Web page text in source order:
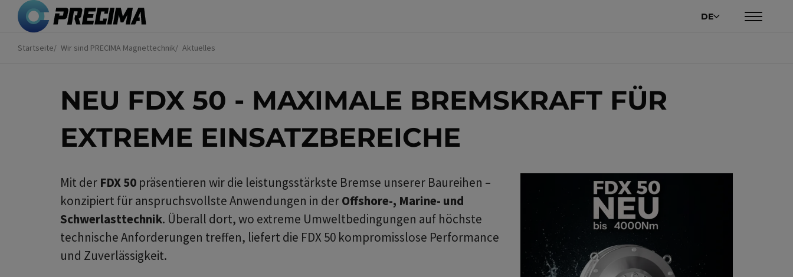
Direkt
zum
Inhalt
DE
Sie
Startseite Wir sind PRECIMA Magnettechnik Aktuelles
NEU FDX 50 - MAXIMALE BREMSKRAFT FÜR
EXTREME EINSATZBEREICHE
Mit der FDX 50 präsentieren wir die leistungsstärkste Bremse unserer Baureihen –
konzipiert für anspruchsvollste Anwendungen in derOffshore-, Marine- und
Schwerlasttechnik. Überall dort, wo extreme Umweltbedingungen auf höchste
technische Anforderungen treffen, liefert die FDX 50 kompromisslose Performance
und Zuverlässigkeit.